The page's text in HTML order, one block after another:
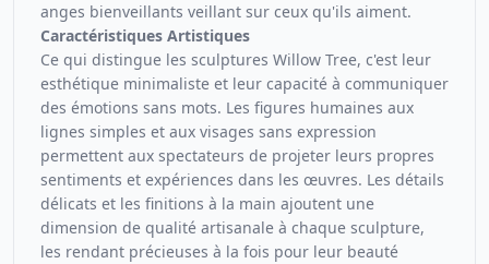
anges bienveillants veillant sur ceux qu'ils aiment.
Caractéristiques Artistiques
Ce qui distingue les sculptures Willow Tree, c'est leur
esthétique minimaliste et leur capacité à communiquer
des émotions sans mots. Les figures humaines aux
lignes simples et aux visages sans expression
permettent aux spectateurs de projeter leurs propres
sentiments et expériences dans les œuvres. Les détails
délicats et les finitions à la main ajoutent une
dimension de qualité artisanale à chaque sculpture,
les rendant précieuses à la fois pour leur beauté